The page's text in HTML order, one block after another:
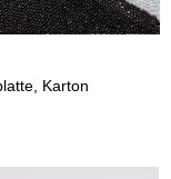
Karton